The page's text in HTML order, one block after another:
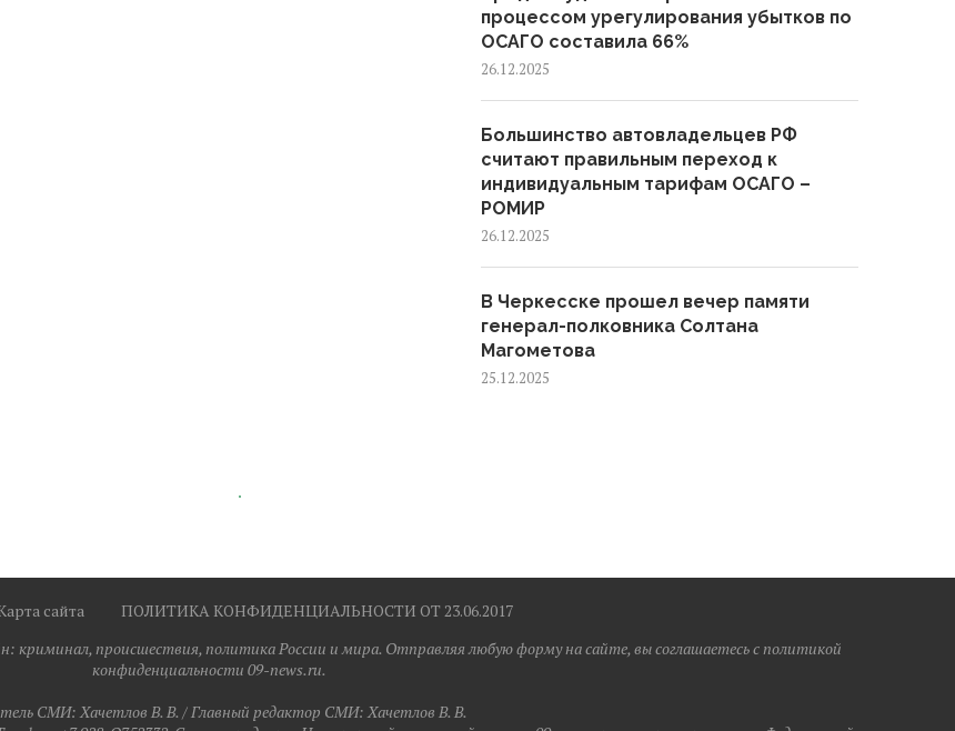
процессом урегулирования убытков по
ОСАГО составила 66%
26.12.2025
Большинство автовладельцев РФ
считают правильным переход к
индивидуальным тарифам ОСАГО –
РОМИР
26.12.2025
В Черкесске прошел вечер памяти
генерал-полковника Солтана
Магометова
25.12.2025
сайта
ПОЛИТИКА КОНФИДЕНЦИАЛЬНОСТИ ОТ 23.06.2017
криминал, происшествия, политика России и мира. Отправляя любую форму на сайте, вы соглашаетесь с политикой
конфиденциальности 09-news.ru.
СМИ: Хaчeтлoв B. B. / Главный редактор СМИ: Хaчeтлoв B. B.